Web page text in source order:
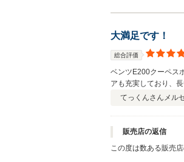
大満足です！
総合評価
ベンツE200クーペス
アも充実しており、
てっくんさん メル
販売店の返信
この度は数ある販売店の中